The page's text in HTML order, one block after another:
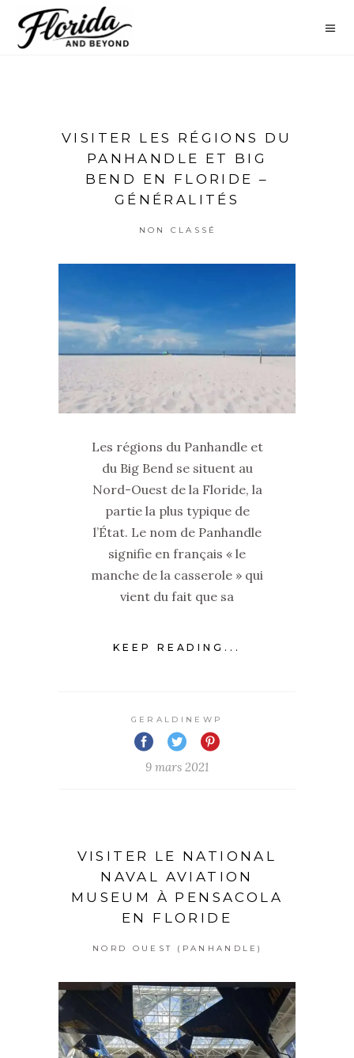
VISITER LES RÉGIONS DU
PANHANDLE ET BIG
BEND EN FLORIDE –
GÉNÉRALITÉS
NON CLASSÉ
Les régions du Panhandle et
du Big Bend se situent au
Nord-Ouest de la Floride, la
partie la plus typique de
l’État. Le nom de Panhandle
signifie en français « le
manche de la casserole » qui
vient du fait que sa
KEEP READING...
GERALDINEWP
9 mars 2021
VISITER LE NATIONAL
NAVAL AVIATION
MUSEUM À PENSACOLA
EN FLORIDE
NORD OUEST (PANHANDLE)